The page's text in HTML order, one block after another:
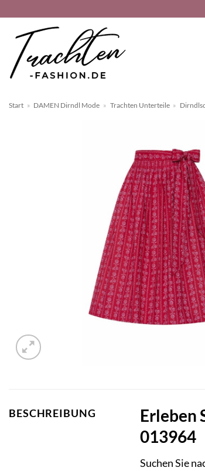
springen
Start » DAMEN Dirndl Mode » Trachten Unterteile »
BESCHREIBUNG
Erleben
013964
Suchen Sie